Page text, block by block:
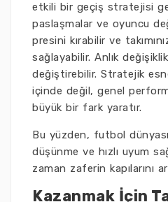
etkili bir geçiş stratejisi
paslaşmalar ve oyuncu
presini kırabilir ve
sağlayabilir. Anlık
değiştirebilir. Stratejik
içinde değil, genel
büyük bir fark yaratır.
Bu yüzden, futbol
düşünme ve hızlı uyum
zaman zaferin kapılarını
Kazanmak İçin